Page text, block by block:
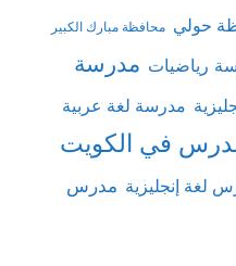
حولي محافظة مبارك الكبير
رياضيات مدرسة
مدرسة لغة عربية
في الكويت
لغة إنجليزية مدرس